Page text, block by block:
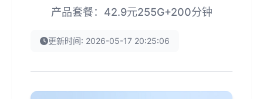
产品套餐：42.9元255G+200分钟
更新时间: 2026-05-17 20:25:06